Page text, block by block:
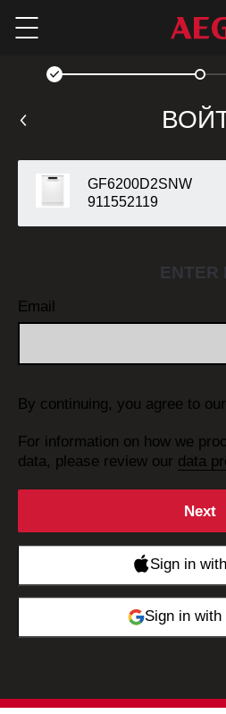
Menu
GF6200D2SNW
911552119
ENTER
Email
By continuing, you agree to our
For information on how we
data, please review our data